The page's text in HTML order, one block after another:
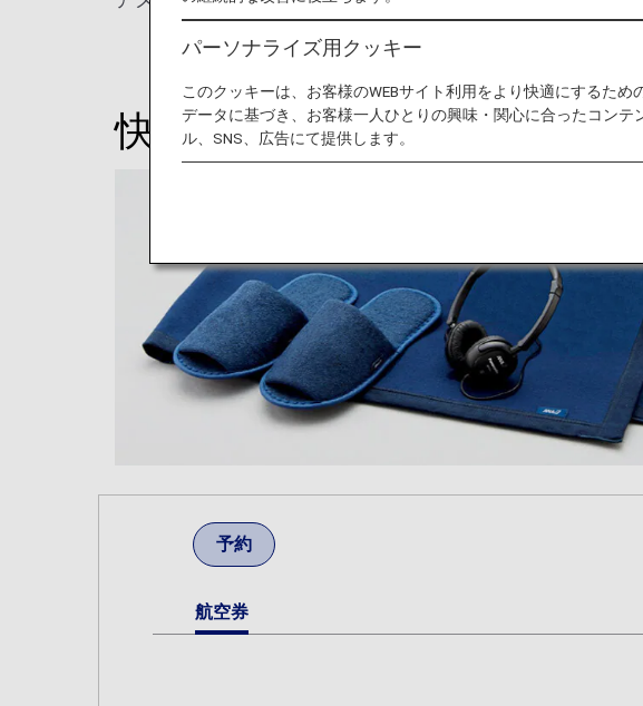
快適なアメニティ
予約
航空券
パーソナライズ用クッキー
このクッキーは、お客様のWEBサイト利用をより快適にするため
データに基づき、お客様一人ひとりの興味・関心に合ったコンテ
ル、SNS、広告にて提供します。